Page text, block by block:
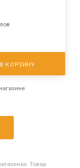
В КОРЗИНУ
Товар